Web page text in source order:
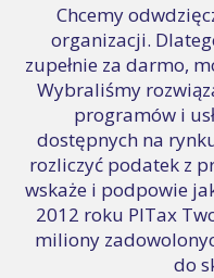
Chcemy
organizacji.
zupełnie za darmo,
Wybraliśmy
programów i
dostępnych na
rozliczyć podatek z
wskaże i podpowie
2012 roku PITax
miliony
do